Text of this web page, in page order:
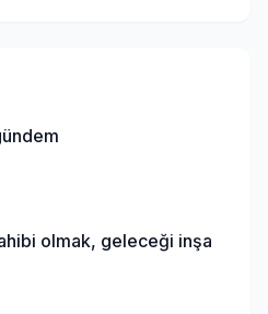
olmak, geleceği inşa